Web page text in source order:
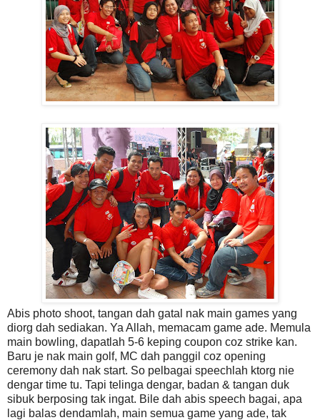
Abis photo shoot, tangan dah gatal nak main games yang
diorg dah sediakan. Ya Allah, memacam game ade. Memula
main bowling, dapatlah 5-6 keping coupon coz strike kan.
Baru je nak main golf, MC dah panggil coz opening
ceremony dah nak start. So pelbagai speechlah ktorg nie
dengar time tu. Tapi telinga dengar, badan & tangan duk
sibuk berposing tak ingat. Bile dah abis speech bagai, apa
lagi balas dendamlah, main semua game yang ade, tak